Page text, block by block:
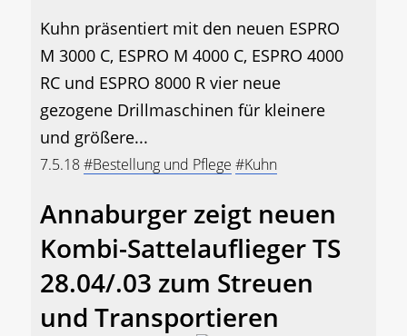
Kuhn präsentiert mit den neuen ESPRO
M 3000 C, ESPRO M 4000 C, ESPRO 4000
RC und ESPRO 8000 R vier neue
gezogene Drillmaschinen für kleinere
und größere...
7.5.18#Bestellung und Pflege #Kuhn
Annaburger zeigt neuen
Kombi-Sattelauflieger TS
28.04/.03 zum Streuen
und Transportieren